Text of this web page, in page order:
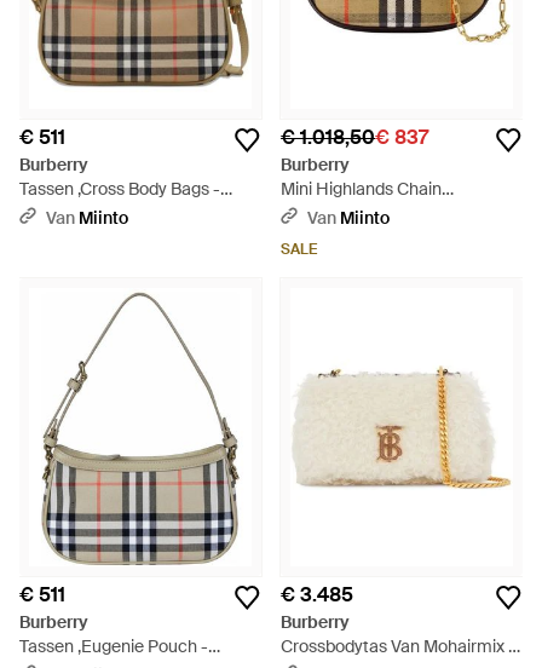
€ 511
Burberry
Tassen ,Cross Body Bags -
BruinVan Miinto
€ 1.018,50€ 837
Burberry
Mini Highlands Chain
Crossbody Bag - Metallic
Van Miinto
SALE
€ 511
Burberry
Tassen ,Eugenie Pouch -
€ 3.485
Burberry
Crossbodytas Van Mohairmix -